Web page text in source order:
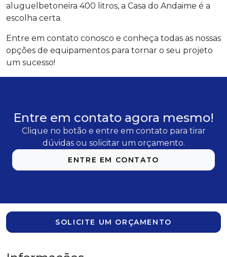
aluguelbetoneira 400 litros, a Casa do Andaime é a
escolha certa.
Entre em contato conosco e conheça todas as nossas
opções de equipamentos para tornar o seu projeto
um sucesso!
Entre em contato agora mesmo!
Clique no botão e entre em contato para tirar
dúvidas ou solicitar um orçamento.
ENTRE EM CONTATO
SOLICITE UM ORÇAMENTO